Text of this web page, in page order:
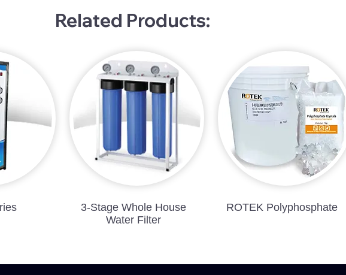
Related Products:
3-Stage Whole House
Water Filter
ROTEK Polyphosphate